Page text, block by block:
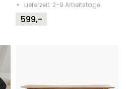
Lieferzeit: 2-9 Arbeitstage
599,-